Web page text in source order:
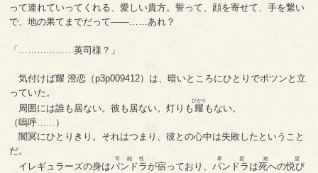
って連れていってくれる、愛しい貴方。誓って、顔を寄せて、手を繋い
で、地の果てまでだって――……あれ？
「………………英司様？」
気付けば耀 澄恋（p3p009412）は、暗いところにひとりでポツンと立
っていた。
周囲には誰も居ない。彼も居ない。灯りも 耀
ひかり
もない。
（嗚呼……）
闇冥にひとりきり。それはつまり、彼との心中は失敗したということ
だ。
イレギュラーズの身はパンドラ
可能性
が宿っており、パンドラ
希望
は死への悦び
絶望